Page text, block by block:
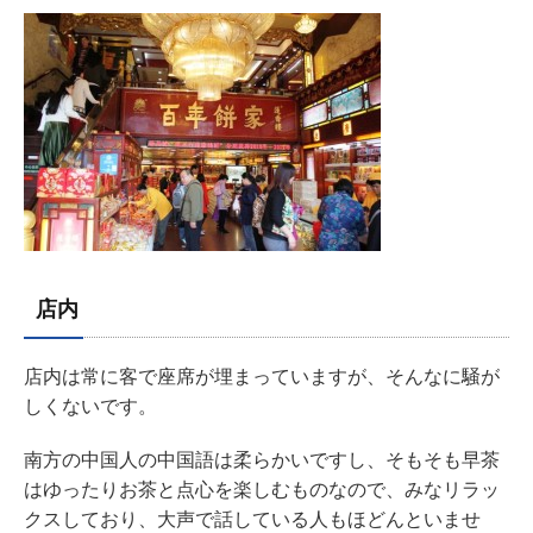
店内
店内は常に客で座席が埋まっていますが、そんなに騒が
しくないです。
南方の中国人の中国語は柔らかいですし、そもそも早茶
はゆったりお茶と点心を楽しむものなので、みなリラッ
クスしており、大声で話している人もほどんといませ